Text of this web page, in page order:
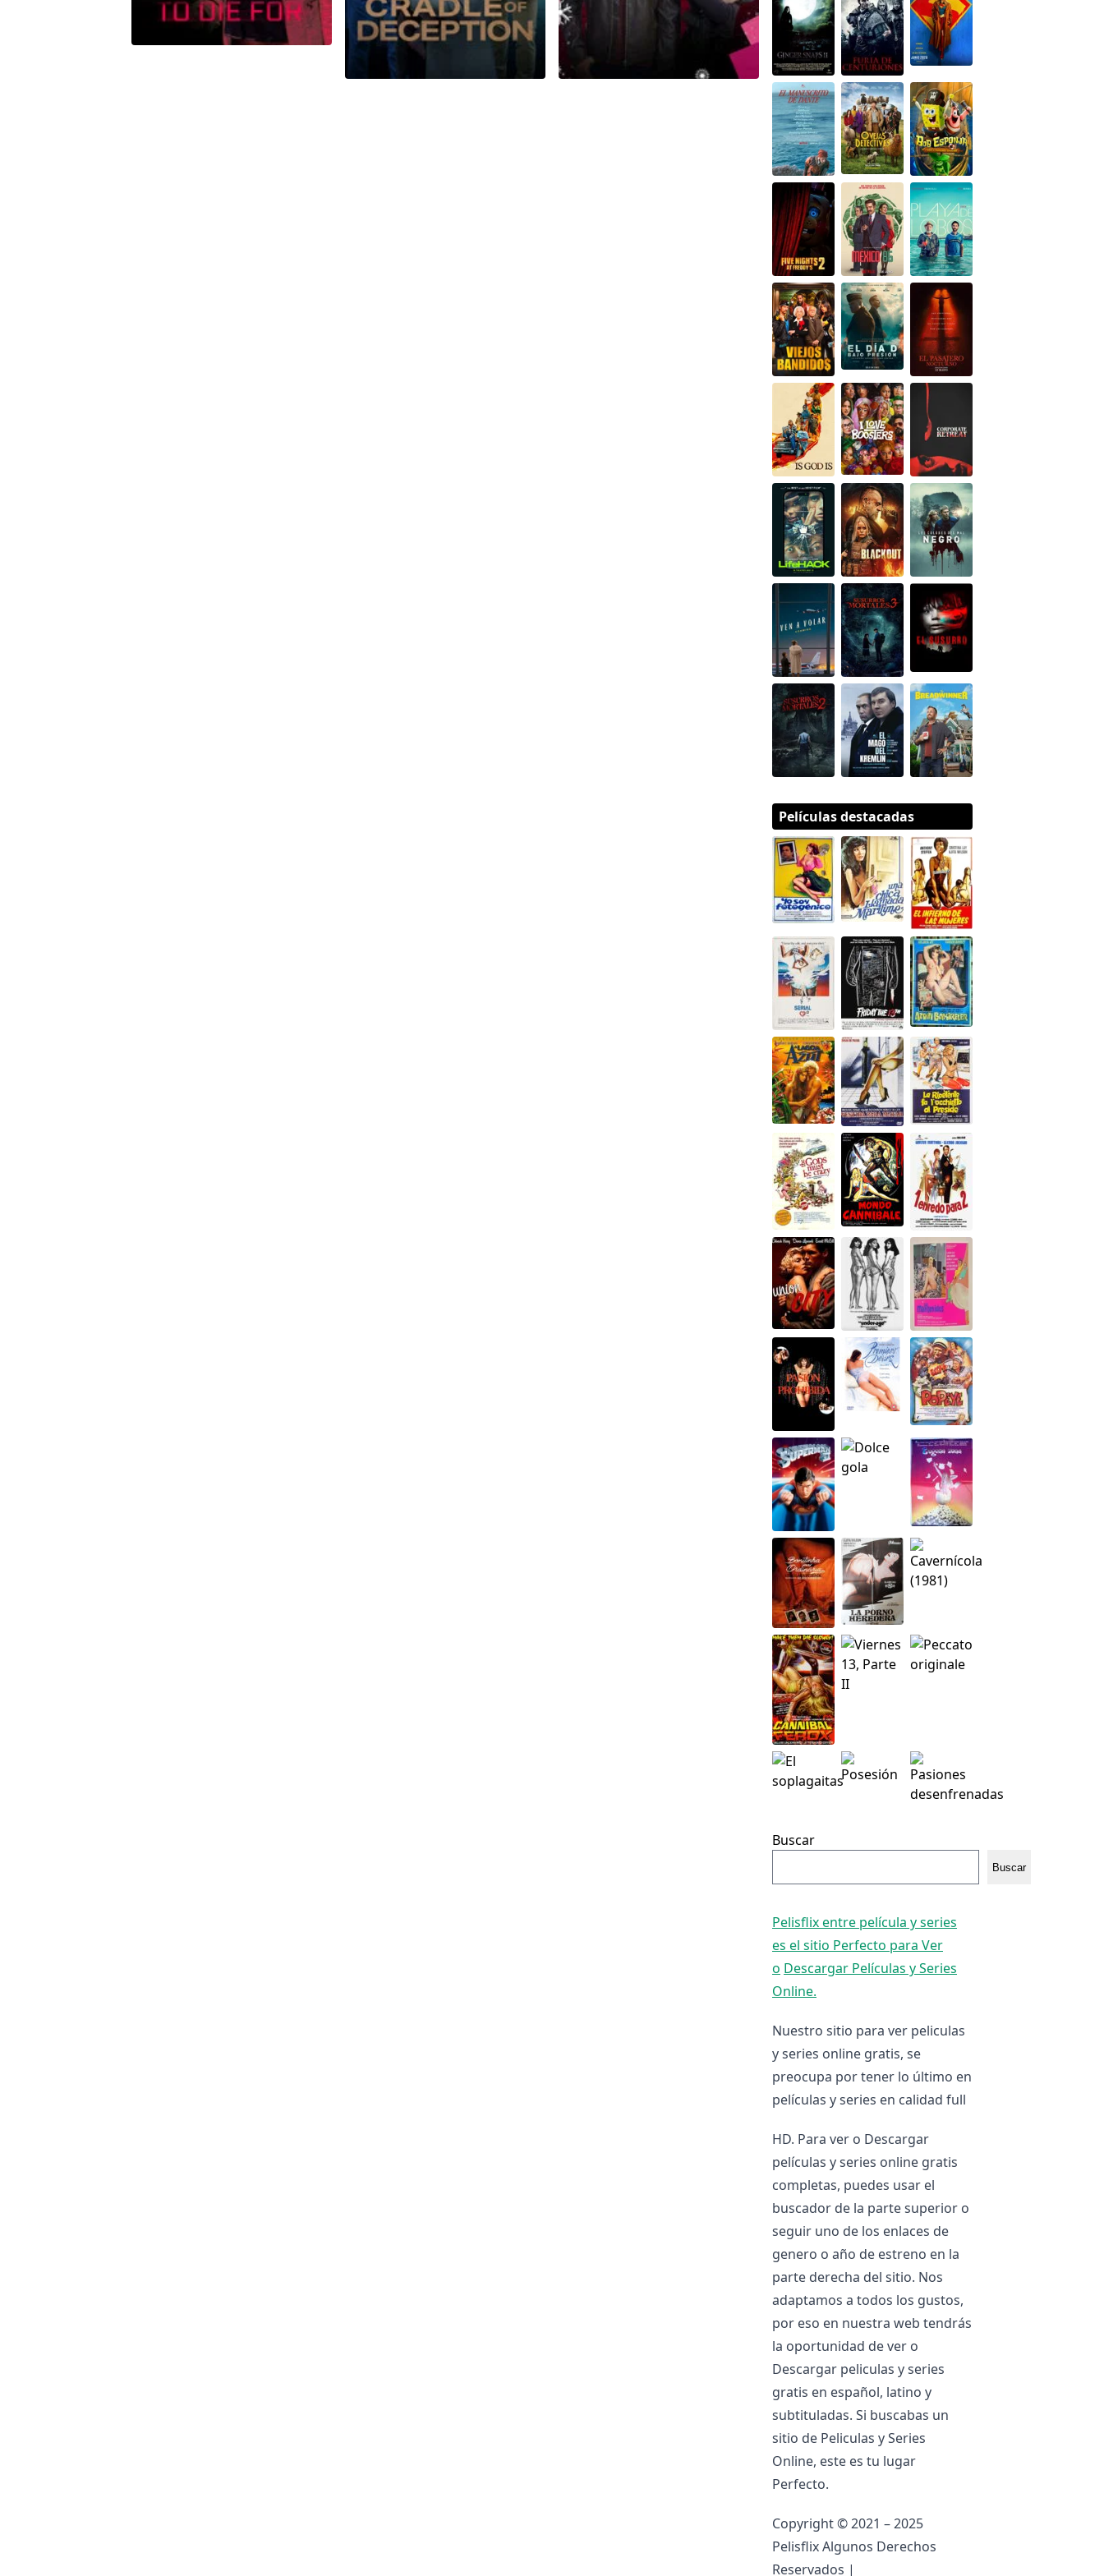
Peacock
Películas destacadas
Buscar
Buscar
Pelisflix entre película y series
es el sitio Perfecto para Ver
o Descargar Películas y Series
Online.
Nuestro sitio para ver peliculas
y series online gratis, se
preocupa por tener lo último en
películas y series en calidad full
HD. Para ver o Descargar
películas y series online gratis
completas, puedes usar el
buscador de la parte superior o
seguir uno de los enlaces de
genero o año de estreno en la
parte derecha del sitio. Nos
adaptamos a todos los gustos,
por eso en nuestra web tendrás
la oportunidad de ver o
Descargar peliculas y series
gratis en español, latino y
subtituladas. Si buscabas un
sitio de Peliculas y Series
Online, este es tu lugar
Perfecto.
Copyright © 2021 – 2025
Pelisflix Algunos Derechos
Reservados |